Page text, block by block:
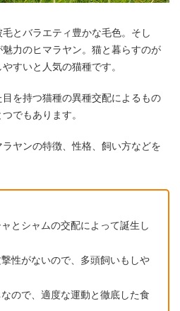
とバラエティ豊かな毛色。そし
力のヒマラヤン。猫と暮らすのが
すいと人気の猫種です。
を持つ猫種の異種交配によるもの
でもあります。
ヤンの特徴、性格、飼い方などを
とシャムの交配によって誕生し
性がないので、多頭飼いもしや
ので、適度な運動と徹底した食